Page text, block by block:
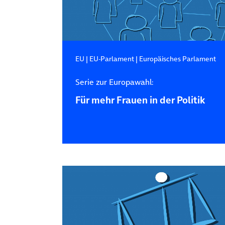
EU | EU-Parlament| Europäisches Parlament
Serie zur Europawahl:
Für mehr Frauen in der Politik